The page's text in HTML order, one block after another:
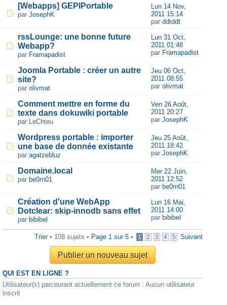
[Webapps] GEPIPortable
par JosephK
Lun 14 Nov,
2011 15:14
par ddtddt
rssLounge: une bonne future
Webapp?
par Framapadist
Lun 31 Oct,
2011 01:48
par Framapadist
Joomla Portable : créer un autre
site?
par olivmat
Jeu 06 Oct,
2011 08:55
par olivmat
Comment mettre en forme du
texte dans dokuwiki portable
par LeChteu
Ven 26 Août,
2011 20:27
par JosephK
Wordpress portable : importer
une base de donnée existante
par agatzebluz
Jeu 25 Août,
2011 18:42
par JosephK
Domaine.local
par be0rn01
Mer 22 Juin,
2011 12:52
par be0rn01
Création d'une WebApp
Dotclear: skip-innodb sans effet
par bibibel
Lun 16 Mai,
2011 14:00
par bibibel
Trier• 108 sujets • Page 1 sur 5 • 1 2 3 4 5 Suivant
Publier un nouveau sujet
QUI EST EN LIGNE ?
Utilisateur(s) parcourant actuellement ce forum : Aucun utilisateur
inscrit